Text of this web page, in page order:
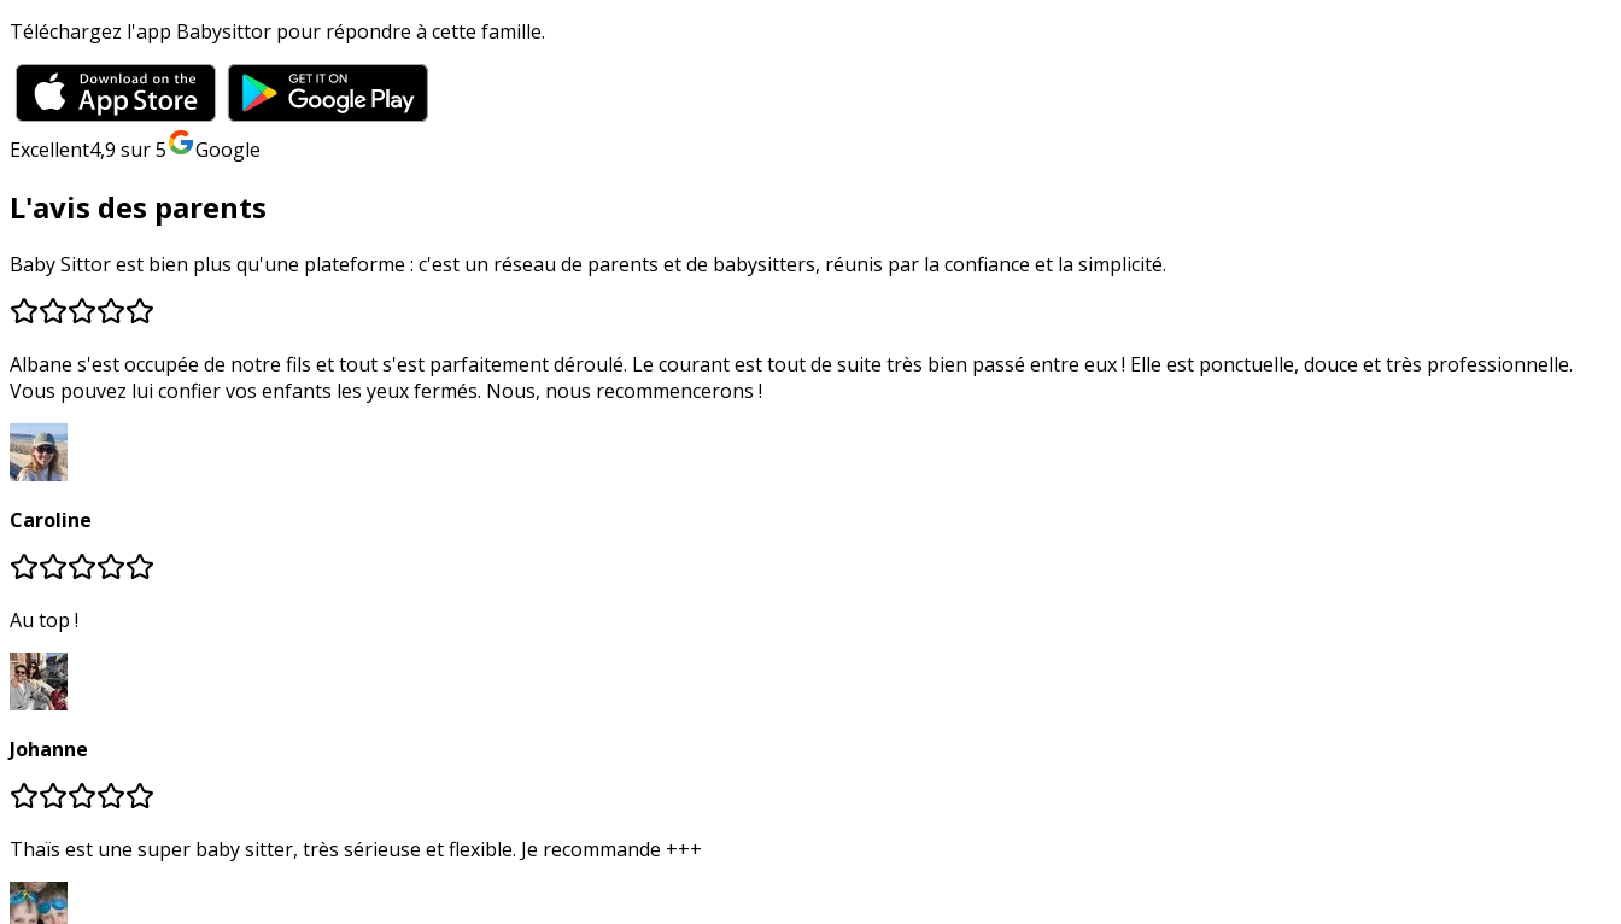
Téléchargez l'app Babysittor pour répondre à cette famille.
Excellent4,9 sur 5 Google
L'avis des parents
Baby Sittor est bien plus qu'une plateforme : c'est un réseau de parents et de babysitters, réunis par la confiance et la simplicité.
Albane s'est occupée de notre fils et tout s'est parfaitement déroulé. Le courant est tout de suite très bien passé entre eux ! Elle est ponctuelle, douce et très professionnelle.
Vous pouvez lui confier vos enfants les yeux fermés. Nous, nous recommencerons !
Caroline
Au top !
Johanne
Thaïs est une super baby sitter, très sérieuse et flexible. Je recommande +++